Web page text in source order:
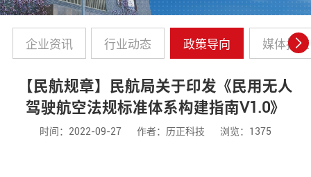
企业资讯 行业动态 政策导向 媒体报道
【民航规章】民航局关于印发《民用无人
驾驶航空法规标准体系构建指南V1.0》
时间：2022-09-27 作者：历正科技 浏览：1375